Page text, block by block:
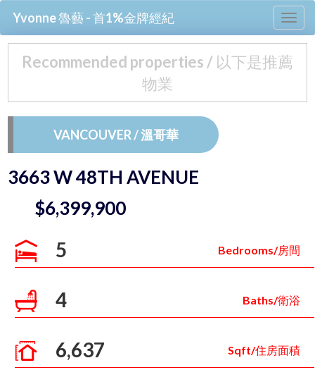
Yvonne 魯藝 - 首1%金牌經紀
Recommended properties / 以下是推薦
物業
VANCOUVER / 溫哥華
3663 W 48TH AVENUE
$6,399,900
5 Bedrooms/房間
4 Baths/衛浴
6,637 Sqft/住房面積